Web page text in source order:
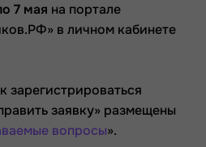
7 мая на портале
в личном кабинете
зарегистрироваться
заявку» размещены
вопросы».